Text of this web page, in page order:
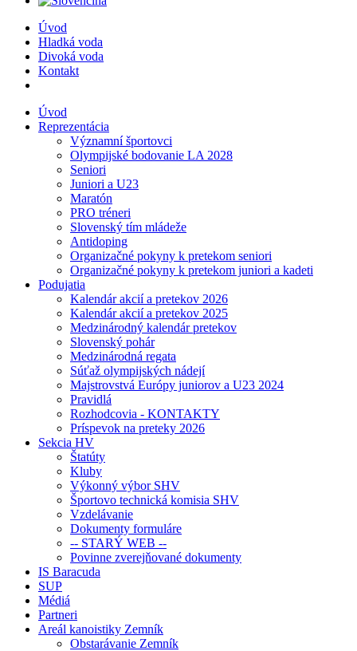
Úvod
Hladká voda
Divoká voda
Kontakt
Úvod
Reprezentácia
Významní športovci
Olympijské bodovanie LA 2028
Seniori
Juniori a U23
Maratón
PRO tréneri
Slovenský tím mládeže
Antidoping
Organizačné pokyny k pretekom seniori
Organizačné pokyny k pretekom juniori a kadeti
Podujatia
Kalendár akcií a pretekov 2026
Kalendár akcií a pretekov 2025
Medzinárodný kalendár pretekov
Slovenský pohár
Medzinárodná regata
Súťaž olympijských nádejí
Majstrovstvá Európy juniorov a U23 2024
Pravidlá
Rozhodcovia - KONTAKTY
Príspevok na preteky 2026
Sekcia HV
Štatúty
Kluby
Výkonný výbor SHV
Športovo technická komisia SHV
Vzdelávanie
Dokumenty formuláre
-- STARÝ WEB --
Povinne zverejňované dokumenty
IS Baracuda
SUP
Médiá
Partneri
Areál kanoistiky Zemník
Obstarávanie Zemník